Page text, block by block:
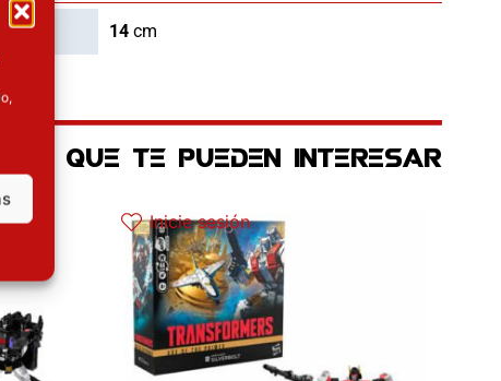
14 cm
QUE TE PUEDEN INTERESAR
Inicie sesión